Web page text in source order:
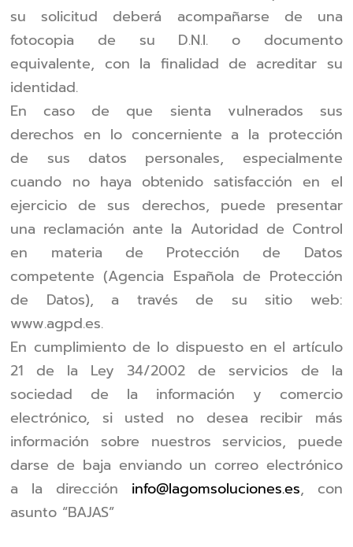
su solicitud deberá acompañarse de una
fotocopia de su D.N.I. o documento
equivalente, con la finalidad de acreditar su
identidad.
En caso de que sienta vulnerados sus
derechos en lo concerniente a la protección
de sus datos personales, especialmente
cuando no haya obtenido satisfacción en el
ejercicio de sus derechos, puede presentar
una reclamación ante la Autoridad de Control
en materia de Protección de Datos
competente (Agencia Española de Protección
de Datos), a través de su sitio web:
www.agpd.es.
En cumplimiento de lo dispuesto en el artículo
21 de la Ley 34/2002 de servicios de la
sociedad de la información y comercio
electrónico, si usted no desea recibir más
información sobre nuestros servicios, puede
darse de baja enviando un correo electrónico
a la dirección info@lagomsoluciones.es, con
asunto “BAJAS”